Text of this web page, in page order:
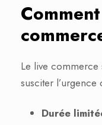
Le live commerce
susciter
Durée